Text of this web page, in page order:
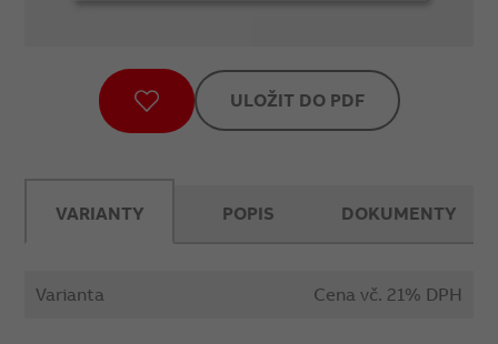
ULOŽIT DO PDF
VARIANTY
Varianta Cena vč. 21% DPH
POPIS DOKUMENTY